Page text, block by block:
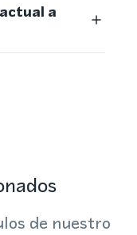
a
de nuestro